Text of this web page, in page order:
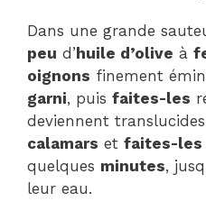
Dans une grande
peu d’huile d’olive à
oignons finement
garni, puis faites-les
deviennent
calamars et faites-les
quelques minutes,
leur eau.